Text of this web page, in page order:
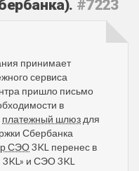
#7223
принимает
сервиса
пришло письмо
в
платежный шлюз для
Сбербанка
СЭО3KL перенес в
3KL» и СЭО 3KL